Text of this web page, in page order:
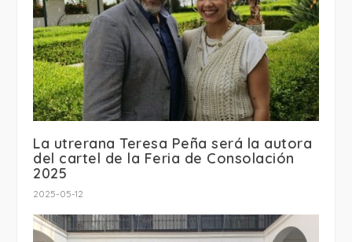
La utrerana Teresa Peña será la autora
del cartel de la Feria de Consolación
2025
2025-05-12